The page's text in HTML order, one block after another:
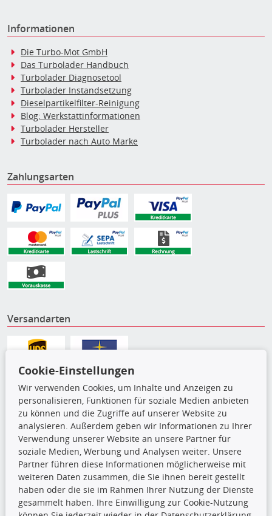
Informationen
Die Turbo-Mot GmbH
Das Turbolader Handbuch
Turbolader Diagnosetool
Turbolader Instandsetzung
Dieselpartikelfilter-Reinigung
Blog: Werkstattinformationen
Turbolader Hersteller
Turbolader nach Auto Marke
Zahlungsarten
Versandarten
Die hier angezeigten Daten,
insbesondere die gesamte Datenbank,
dürfen nicht kopiert werden. Es ist zu
unterlassen, die Daten oder die gesamte Datenbank ohne
Cookie-Einstellungen
Wir verwenden Cookies, um Inhalte und Anzeigen zu
personalisieren, Funktionen für soziale Medien anbieten
zu können und die Zugriffe auf unserer Website zu
analysieren. Außerdem geben wir Informationen zu Ihrer
Verwendung unserer Website an unsere Partner für
soziale Medien, Werbung und Analysen weiter. Unsere
Partner führen diese Informationen möglicherweise mit
weiteren Daten zusammen, die Sie ihnen bereit gestellt
haben oder die sie im Rahmen Ihrer Nutzung der Dienste
gesammelt haben. Ihre Einwilligung zur Cookie-Nutzung